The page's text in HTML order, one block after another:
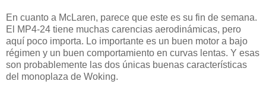
En cuanto a McLaren, parece que este es su fin de semana.
El MP4-24 tiene muchas carencias aerodinámicas, pero
aquí poco importa. Lo importante es un buen motor a bajo
régimen y un buen comportamiento en curvas lentas. Y esas
son probablemente las dos únicas buenas características
del monoplaza de Woking.